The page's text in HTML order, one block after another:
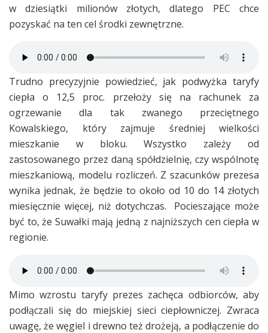
w dziesiątki milionów złotych, dlatego PEC chce
pozyskać na ten cel środki zewnętrzne.
Trudno precyzyjnie powiedzieć, jak podwyżka taryfy
ciepła o 12,5 proc. przełoży się na rachunek za
ogrzewanie dla tak zwanego przeciętnego
Kowalskiego, który zajmuje średniej wielkości
mieszkanie w bloku. Wszystko zależy od
zastosowanego przez daną spółdzielnię, czy wspólnotę
mieszkaniową, modelu rozliczeń. Z szacunków prezesa
wynika jednak, że będzie to około od 10 do 14 złotych
miesięcznie więcej, niż dotychczas. Pocieszające może
być to, że Suwałki mają jedną z najniższych cen ciepła w
regionie.
Mimo wzrostu taryfy prezes zachęca odbiorców, aby
podłączali się do miejskiej sieci ciepłowniczej. Zwraca
uwagę, że węgiel i drewno też drożeją, a podłączenie do